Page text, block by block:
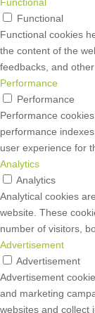
Functional
Functional cookies
the content of the
feedbacks, and
Performance
Performance
Performance
performance
user experience for
Analytics
Analytics
Analytical cookies
website. These
number of visitors,
Advertisement
Advertisement
Advertisement
and marketing
websites and collect